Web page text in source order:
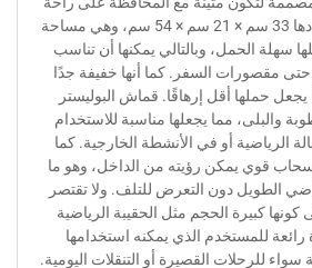
الأناقة لمستخدميها. أبعادها 33 سم × 21 سم × 54 سم، وهي مساحة
وبالتالي يمكنها أن تناسب
كما أنها خفيفة جدًا
أقل إرهاقًا. قماش البوليستر
يجعلها مناسبة للاستخدام
في الأنشطة الخارجية. كما
رؤيته من الداخل، وهو ما
التعرض للتلف. ولا تقتصر
مثل الحقيبة الرياضية
الذي يمكنه استخدامها
أو التنقلات اليومية.